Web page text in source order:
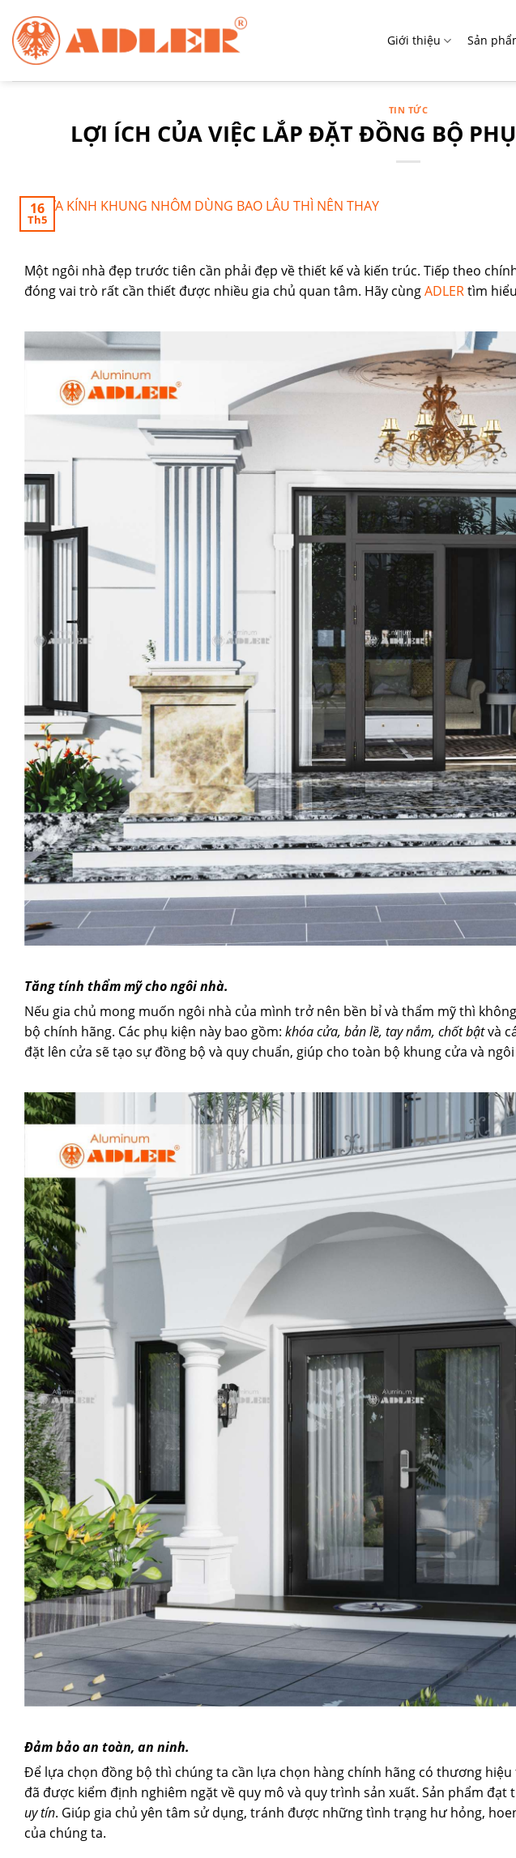
đến
nội
dung
Giới thiệu Sản
TIN TỨC
LỢI ÍCH CỦA VIỆC LẮP ĐẶT ĐỒNG BỘ
16
Th5
Một ngôi nhà đẹp trước tiên cần phải đẹp về thiết kế và kiến trúc. Tiếp theo
đóng vai trò rất cần thiết được nhiều gia chủ quan tâm. Hãy cùngADLERtìm
Tăng tính thẩm mỹ cho ngôi nhà.
Nếu gia chủ mong muốn ngôi nhà của mình trở nên bền bỉ và thẩm mỹ thì
bộ chính hãng. Các phụ kiện này bao gồm: khóa cửa, bản lề, tay nắm, chốt bậtvà
đặt lên cửa sẽ tạo sự đồng bộ và quy chuẩn, giúp cho toàn bộ khung cửa và
Đảm bảo an toàn, an ninh.
Để lựa chọn đồng bộ thì chúng ta cần lựa chọn hàng chính hãng có thương
đã được kiểm định nghiêm ngặt về quy mô và quy trình sản xuất. Sản phẩm đạt
uy tín. Giúp gia chủ yên tâm sử dụng, tránh được những tình trạng hư hỏng,
của chúng ta.